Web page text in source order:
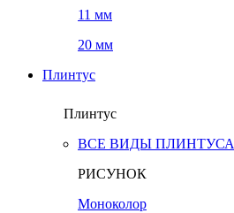
11 мм
20 мм
Плинтус
Плинтус
ВСЕ ВИДЫ ПЛИНТУСА
РИСУНОК
Моноколор